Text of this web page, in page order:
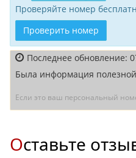
Проверяйте номер
Проверить номер
Последнее обновление:
Была информация
Если это ваш персональный
Оставьте